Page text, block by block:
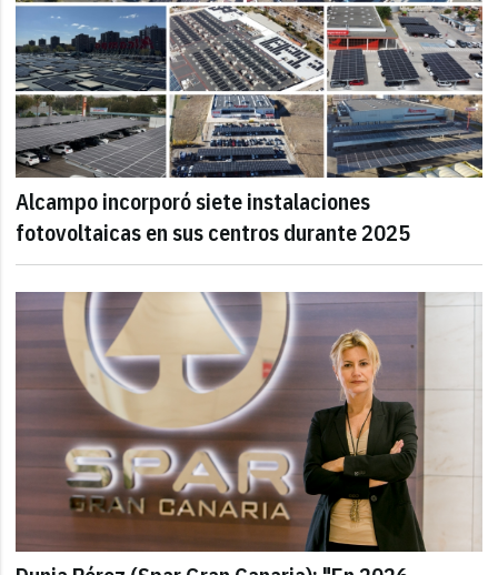
Alcampo incorporó siete instalaciones
fotovoltaicas en sus centros durante 2025